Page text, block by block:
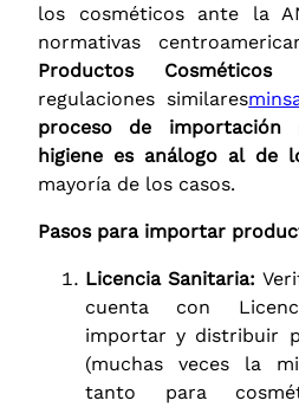
los cosméticos ante la
normativas
Productos
regulaciones similares
proceso de importación
higiene es análogo al de
mayoría de los casos.
Pasos para importar
Licencia Sanitaria:
cuenta con
importar y distribuir
(muchas veces la
tanto para